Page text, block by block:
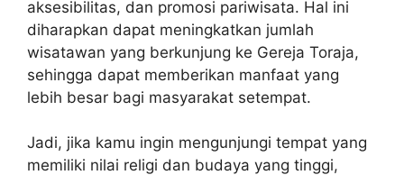
aksesibilitas, dan promosi pariwisata. Hal ini
diharapkan dapat meningkatkan jumlah
wisatawan yang berkunjung ke Gereja Toraja,
sehingga dapat memberikan manfaat yang
lebih besar bagi masyarakat setempat.
Jadi, jika kamu ingin mengunjungi tempat yang
memiliki nilai religi dan budaya yang tinggi,